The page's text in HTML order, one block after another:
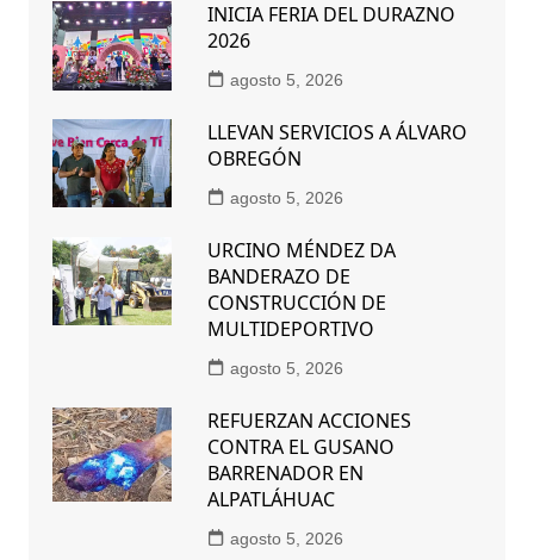
INICIA FERIA DEL DURAZNO
2026
agosto 5, 2026
LLEVAN SERVICIOS A ÁLVARO
OBREGÓN
agosto 5, 2026
URCINO MÉNDEZ DA
BANDERAZO DE
CONSTRUCCIÓN DE
MULTIDEPORTIVO
agosto 5, 2026
REFUERZAN ACCIONES
CONTRA EL GUSANO
BARRENADOR EN
ALPATLÁHUAC
agosto 5, 2026